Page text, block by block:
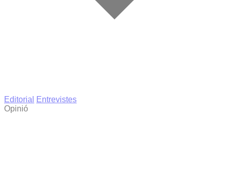
Editorial
Entrevistes
Opinió